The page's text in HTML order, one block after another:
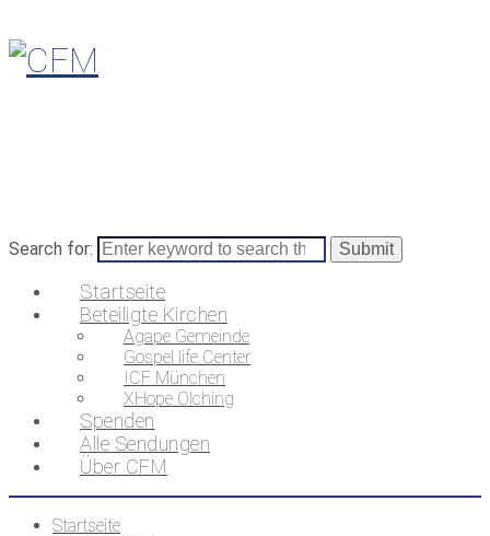
Search for:
Startseite
Beteiligte Kirchen
Agape Gemeinde
Gospel life Center
ICF München
XHope Olching
Spenden
Alle Sendungen
Über CFM
Startseite